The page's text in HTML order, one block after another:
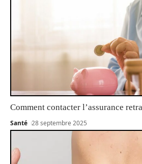
Comment contacter l’assurance
Santé 28 septembre 2025